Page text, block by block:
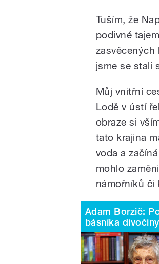
Tuším, že
podivné
zasvěcených
jsme se stali
Můj vnitřní
Lodě v ústí
obraze si
tato krajina
voda a
mohlo
námořníků či
Adam Borzič:
básníka divočiny